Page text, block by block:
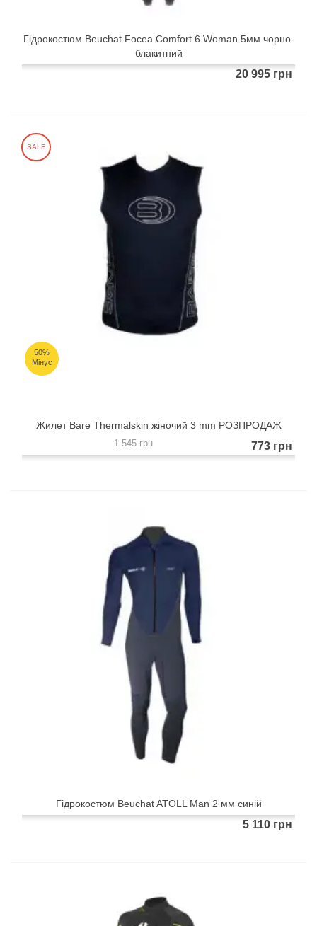
Гідрокостюм Beuchat Focea Comfort 6 Woman 5мм чорно-
блакитний
20 995 грн
SALE
50%
Мінус
Жилет Bare Thermalskin жіночий 3 mm РОЗПРОДАЖ
773 грн
1 545 грн
Гідрокостюм Beuchat ATOLL Man 2 мм синій
5 110 грн